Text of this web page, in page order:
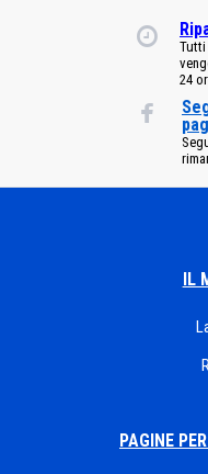
Tutti
24
IL
PAGINE